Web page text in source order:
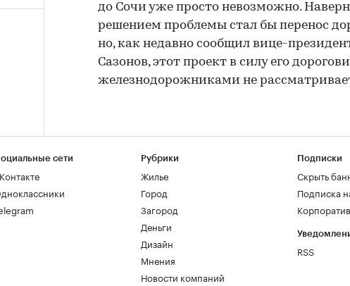
до Сочи уже просто невозможно.
решением проблемы стал бы перенос
но, как недавно сообщил вице-
Сазонов, этот проект в силу его
железнодорожниками не
сети Рубрики
Жилье
Город
Загород
Деньги
Дизайн
Мнения
Новости компаний
Подписки
Скрыть
Подписка
RSS